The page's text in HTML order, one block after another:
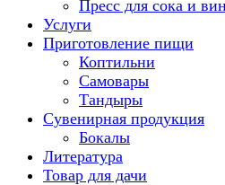
Пресс для сока и
Услуги
Приготовление пищи
Коптильни
Самовары
Тандыры
Сувенирная продукция
Бокалы
Литература
Товар для дачи